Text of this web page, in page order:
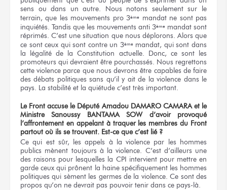
sens ou dans un autre. Nous notons seulement sur le
terrain, que les mouvements pro 3ème
mandat ne sont pas
inquiétés. Tandis que les mouvements anti 3ème mandat sont
réprimés. C’est une situation que nous déplorons. Alors que
ce sont ceux qui sont contre un 3èmemandat, qui sont dans
la légalité de la Constitution actuelle. Donc, ce sont les
promoteurs qui devraient être pourchassés. Nous regrettons
cette violence parce que nous devrons être capables de faire
des débats politiques sans qu’il y ait de la violence dans le
pays. La stabilité et la quiétude c’est très important.
Le Front accuse le Député Amadou DAMARO CAMARA et le
Ministre Sanoussy BANTAMA SOW d’avoir provoqué
l’affrontement en appelant à traquerles membres du Front
partout où ils se trouvent. Est-ce que c’est lié ?
Ce qui est sûr, les appels à la violence par les hommes
publics mènent toujours à la violence. C’est d’ailleurs une
des raisons pour lesquelles la CPI intervient pour mettre en
garde ceux qui prônent la haine spécifiquement les hommes
politiques qui sèment les germes de la violence. Ce sont des
propos qu’on ne devrait pas pouvoir tenir dans ce pays-là.